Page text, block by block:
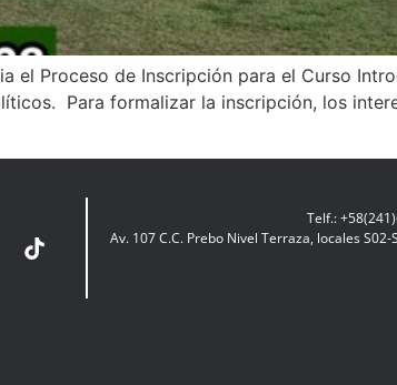
el Proceso de Inscripción para el Curso
Para formalizar la inscripción, los
Telf.:
Av. 107 C.C. Prebo Nivel Terraza, locales